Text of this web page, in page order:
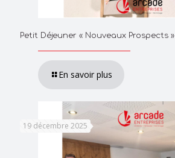
Petit Déjeuner « Nouveaux Prospects »
En savoir plus
19 décembre 2025